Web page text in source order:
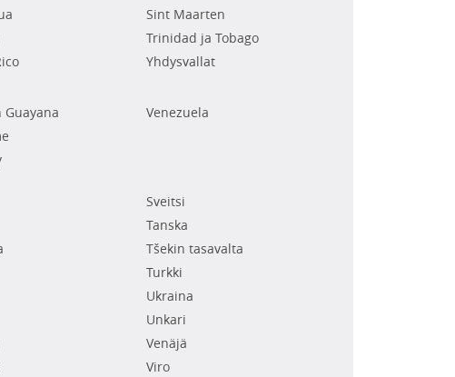
Sint Maarten
Trinidad ja Tobago
Yhdysvallat
Guayana
Venezuela
Sveitsi
Tanska
Tšekin tasavalta
Turkki
Ukraina
Unkari
Venäjä
Viro